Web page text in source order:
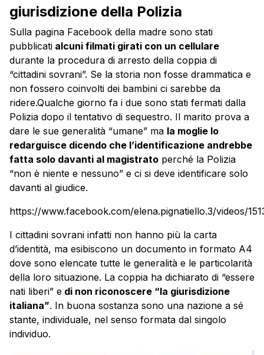
giurisdizione della Polizia
Sulla pagina Facebook della madre sono stati
pubblicati alcuni filmati girati con un cellulare
durante la procedura di arresto della coppia di
“cittadini sovrani”. Se la storia non fosse drammatica e
non fossero coinvolti dei bambini ci sarebbe da
ridere.Qualche giorno fa i due sono stati fermati dalla
Polizia dopo il tentativo di sequestro. Il marito prova a
dare le sue generalità “umane” ma la moglie lo
redarguisce dicendo che l’identificazione andrebbe
fatta solo davanti al magistrato perché la Polizia
“non è niente e nessuno” e ci si deve identificare solo
davanti al giudice.
https://www.facebook.com/elena.pignatiello.3/videos/
I cittadini sovrani infatti non hanno più la carta
d’identità, ma esibiscono un documento in formato A4
dove sono elencate tutte le generalità e le particolarità
della loro situazione. La coppia ha dichiarato di “essere
nati liberi” e di non riconoscere “la giurisdizione
italiana”. In buona sostanza sono una nazione a sé
stante, individuale, nel senso formata dal singolo
individuo.